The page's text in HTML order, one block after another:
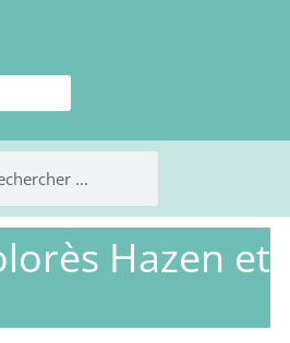
Hazen et